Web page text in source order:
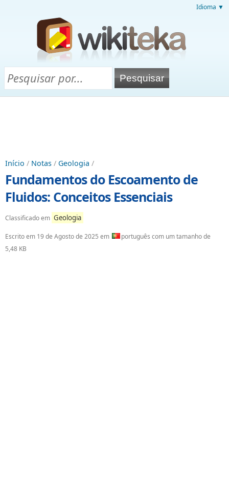
Idioma ▼
Início / Notas / Geologia /
Fundamentos do Escoamento de
Fluidos: Conceitos Essenciais
Classificado em Geologia
Escrito em 19 de Agosto de 2025 em
português com um tamanho de
5,48 KB